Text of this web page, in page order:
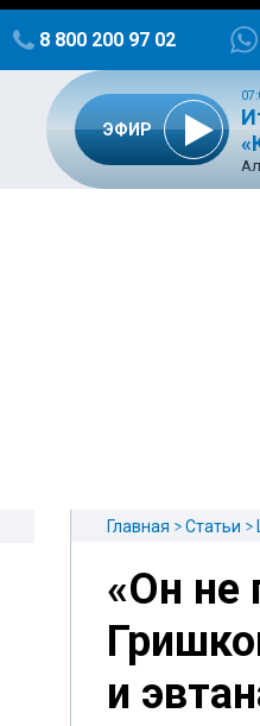
8 800 200 97 02
ЭФИР
Главная Статьи
«Он не
и